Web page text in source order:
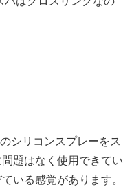
シリコンスプレーをス
題はなく使用できてい
いる感覚があります。